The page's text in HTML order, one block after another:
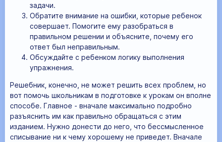
задачи.
Обратите внимание на ошибки, которые ребенок
совершает. Помогите ему разобраться в
правильном решении и объясните, почему его
ответ был неправильным.
Обсуждайте с ребенком логику выполнения
упражнения.
Решебник, конечно, не может решить всех проблем, но
вот помочь школьникам в подготовке к урокам он вполне
способе. Главное - вначале максимально подробно
разъяснить им как правильно обращаться с этим
изданием. Нужно донести до него, что бессмысленное
списывание ни к чему хорошему не приведет. Вначале